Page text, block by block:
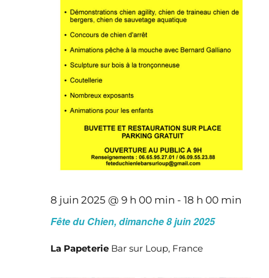
8 juin 2025 @ 9 h 00 min - 18 h 00 min
Fête du Chien, dimanche 8 juin 2025
La Papeterie Bar sur Loup, France